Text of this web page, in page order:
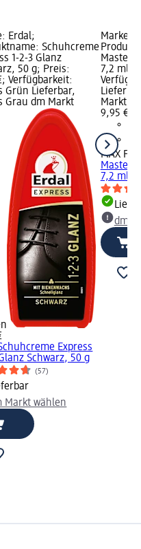
Erdal;
Schuhcreme
1-2-3 Glanz
50 g; Preis:
Verfügbarkeit:
Grün Lieferbar,
Grau dm Markt
Express
Schwarz, 50 g
(57)
Markt wählen
Marke:
7,2 ml;
Markt
9,95 €
MAX
7,2 ml
dm